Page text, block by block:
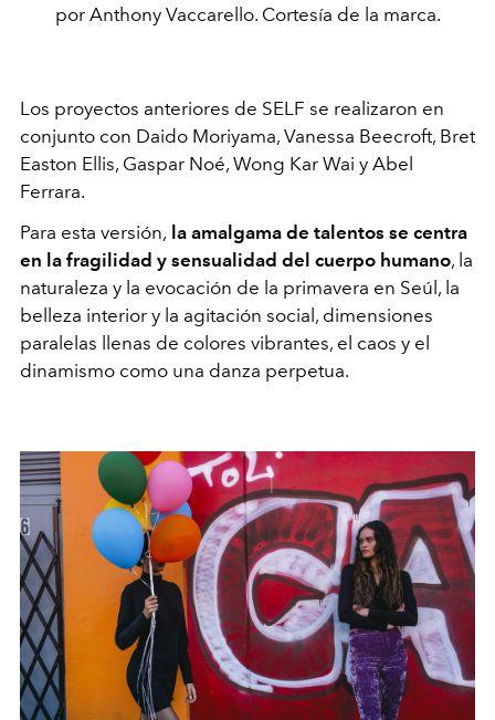
por Anthony Vaccarello. Cortesía de la marca.
Los proyectos anteriores de SELF se realizaron en
conjunto con Daido Moriyama, Vanessa Beecroft, Bret
Easton Ellis, Gaspar Noé, Wong Kar Wai y Abel
Ferrara.
Para esta versión, la amalgama de talentos se centra
en la fragilidad y sensualidad del cuerpo humano, la
naturaleza y la evocación de la primavera en Seúl, la
belleza interior y la agitación social, dimensiones
paralelas llenas de colores vibrantes, el caos y el
dinamismo como una danza perpetua.